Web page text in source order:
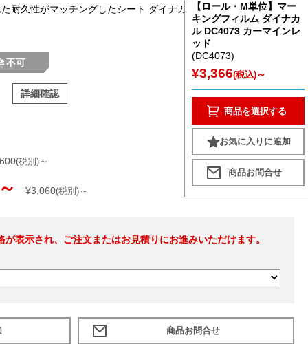
耐久性がマッチングしたシート ダイナカル DC4073 カーマイン
不可
詳細確認
(税別) ～
¥3,060(税別) ～
表示され、ご注文またはお見積りにお進みいただけます。
【ロール・M単位】マー
キングフィルム ダイナカ
ル DC4073 カーマインレ
ッド
(DC4073)
¥3,366(税込) ～
商品を選択する
お気に入りに追加